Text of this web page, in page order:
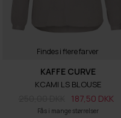
Findes i flere farver
Fås i mange størrelser
KAFFE CURVE
KCAMI LS BLOUSE
187,50 DKK